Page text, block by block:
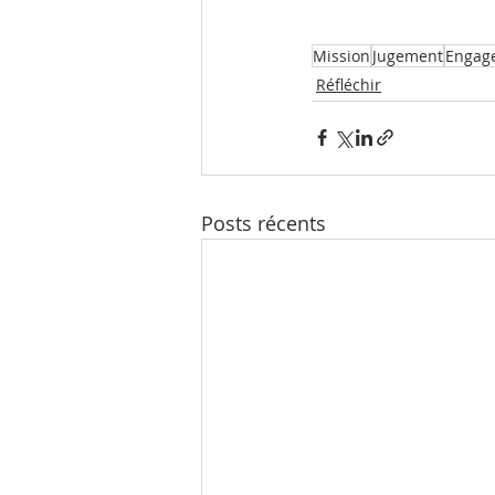
Mission Jugement
Réfléchir
Posts récents